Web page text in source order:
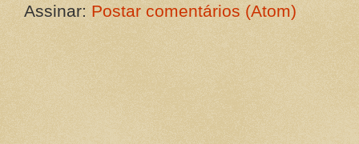
Assinar: Postar comentários (Atom)